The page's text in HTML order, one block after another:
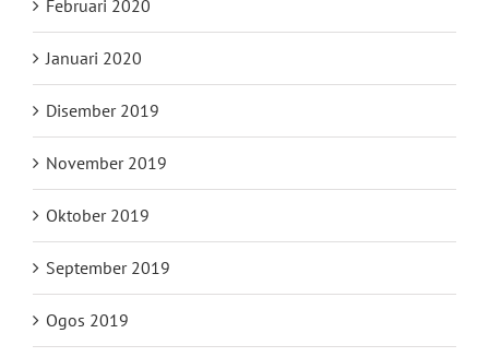
Februari 2020
Januari 2020
Disember 2019
November 2019
Oktober 2019
September 2019
Ogos 2019